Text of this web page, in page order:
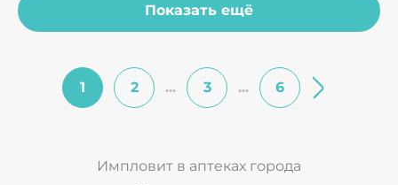
1 2 ... 3 ... 6
Показать ещё
Импловит в аптеках города